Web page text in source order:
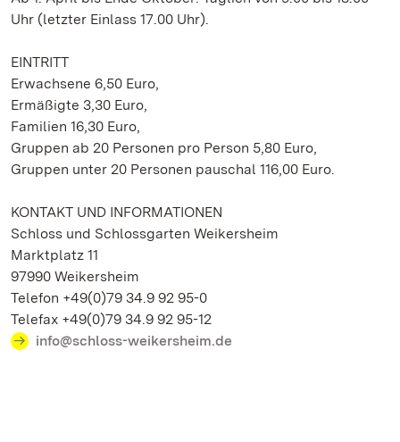
Uhr (letzter Einlass 17.00 Uhr).
EINTRITT
Erwachsene 6,50 Euro,
Ermäßigte 3,30 Euro,
Familien 16,30 Euro,
Gruppen ab 20 Personen pro Person 5,80 Euro,
Gruppen unter 20 Personen pauschal 116,00 Euro.
KONTAKT UND INFORMATIONEN
Schloss und Schlossgarten Weikersheim
Marktplatz 11
97990 Weikersheim
Telefon +49(0)79 34.9 92 95-0
Telefax +49(0)79 34.9 92 95-12
info@schloss-weikersheim.de